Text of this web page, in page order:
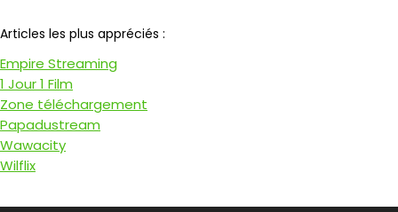
Articles les plus appréciés :
Empire Streaming
1 Jour 1 Film
Zone téléchargement
Papadustream
Wawacity
Wilflix